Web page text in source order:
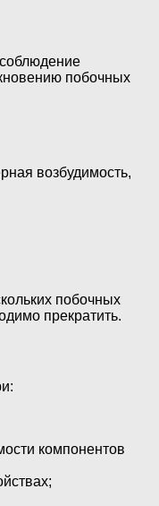
побочных
возбудимость,
побочных
прекратить.
компонентов